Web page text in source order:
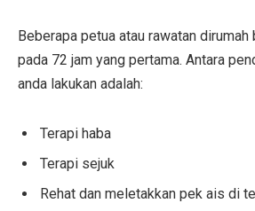
Beberapa petua atau rawatan
pada 72 jam yang pertama. Antara
anda lakukan adalah:
Terapi haba
Terapi sejuk
Rehat dan meletakkan pek ais di